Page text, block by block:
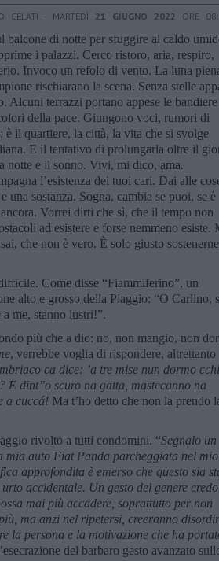
CELATI - MARTEDÌ 21 GIUGNO 2022 ORE
balcone di notte per sfuggire al caldo
i palazzi. Cerco ristoro, aria, respiro,
Invoco un refolo di vento. La luna
rischiarano la scena. Senza stelle
Alcuni terrazzi portano appese le bandiere
della pace. Giungono voci, rumori di
è il quartiere, la città, la vita che si svolge
E il tentativo di prolungarla oltre il
notte e il sonno. Vivi, mi dico, ama.
l’esistenza dei tuoi cari. Dai alle
una sostanza. Sogna, cambia se puoi, se è
Vorrei dirti che sì, che il tempo non
ad esistere e forse nemmeno esiste.
che non è vero. È solo giusto
Come disse “Fiammiferino”, un
alto e grosso della Piaggio: “O Carlino,
a me, stanno lustri!”.
più che a dio: no, non mangio, non
, verrebbe voglia di rispondere, altrettanto
ca dice: ’a tre mise nun dormo
E dint’’o scuro na gatta, mastecanno na
a cuccá! Ma t’ho detto che non la prendo
rivolto a tutti condomini. “Segnalo un
mia auto Fiat Panda parcheggiata nel mio
approfondita è emerso che questo sia
accidentale. Un gesto del genere
mai più accadere, soprattutto per non
ma anzi nel ripetersi, creeranno
la persona e la motivazione che ha
del barbaro gesto avanzato